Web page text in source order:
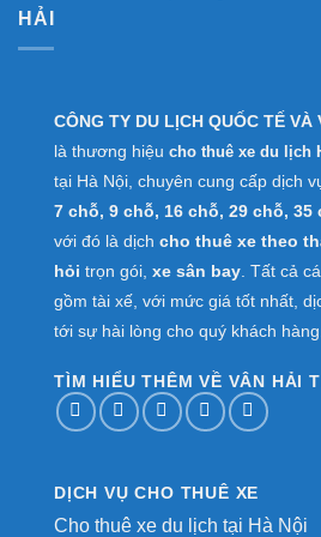
HẢI
CÔNG TY DU LỊCH QUỐC TẾ VÀ
là thương hiệu cho thuê xe du lịch
tại Hà Nội, chuyên cung cấp dịch
7 chỗ, 9 chỗ, 16 chỗ, 29 chỗ, 35
với đó là dịch cho thuê xe theo
hỏi trọn gói, xe sân bay . Tất cả
gồm tài xế, với mức giá tốt nhất,
tới sự hài lòng cho quý khách hàng.
TÌM HIỂU THÊM VỀ VÂN HẢI
DỊCH VỤ CHO THUÊ XE
Cho thuê xe du lịch tại Hà Nội